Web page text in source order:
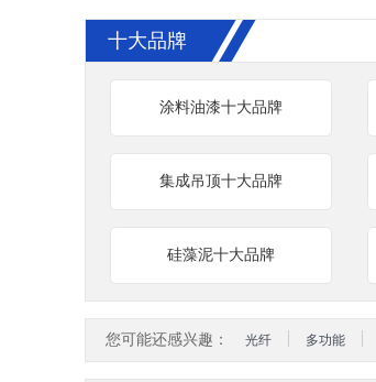
十大品牌
涂料油漆十大品牌
集成吊顶十大品牌
硅藻泥十大品牌
您可能还感兴趣： 光纤 多功能